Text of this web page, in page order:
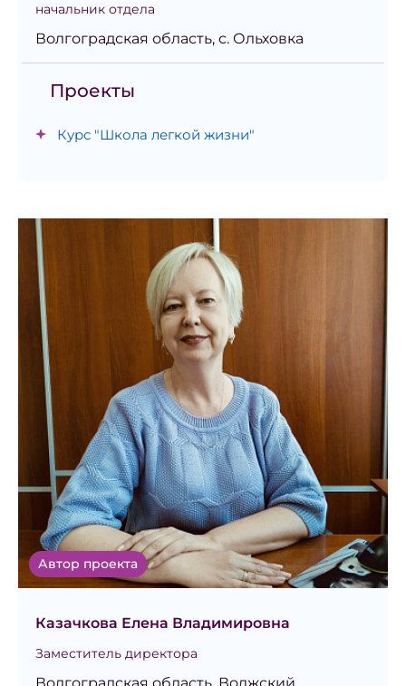
начальник отдела
Волгоградская область, с. Ольховка
Проекты
Курс "Школа легкой жизни"
Автор проекта
Казачкова Елена Владимировна
Заместитель директора